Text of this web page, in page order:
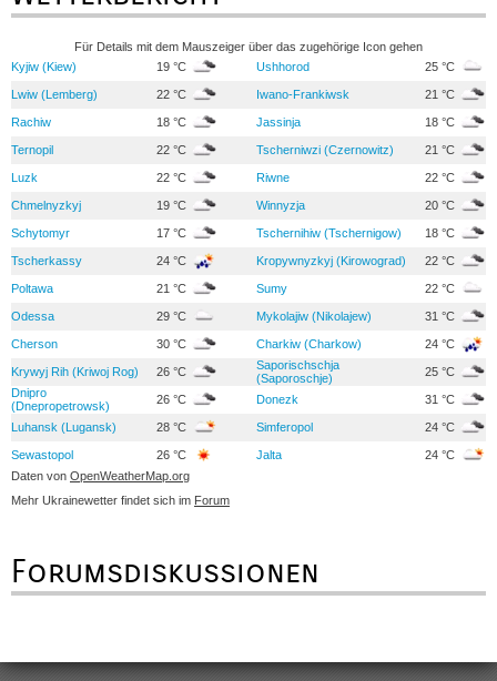
Für Details mit dem Mauszeiger über das zugehörige Icon gehen
Kyjiw (Kiew)
19 °C Ushhorod 25 °C
Lwiw (Lemberg) 22 °C Iwano-Frankiwsk 21 °C
Rachiw 18 °C Jassinja 18 °C
Ternopil 22 °C Tscherniwzi (Czernowitz) 21 °C
Luzk 22 °C Riwne 22 °C
Chmelnyzkyj 19 °C Winnyzja 20 °C
Schytomyr 17 °C Tschernihiw (Tschernigow) 18 °C
Tscherkassy 24 °C Kropywnyzkyj (Kirowograd) 22 °C
Poltawa 21 °C Sumy 22 °C
Odessa 29 °C Mykolajiw (Nikolajew) 31 °C
Cherson 30 °C Charkiw (Charkow) 24 °C
Krywyj Rih (Kriwoj Rog) 26 °C
Saporischschja
(Saporoschje)
25 °C
Dnipro
(Dnepropetrowsk)
26 °C Donezk 31 °C
Luhansk (Lugansk) 28 °C Simferopol 24 °C
Sewastopol 26 °C Jalta
24 °C
Daten von OpenWeatherMap.org
Mehr Ukrainewetter findet sich im Forum
Forumsdiskussionen